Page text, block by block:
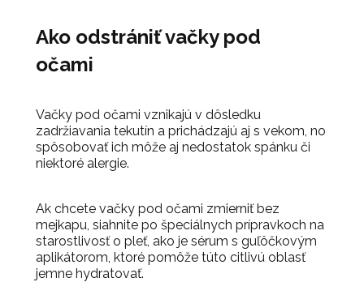
Ako odstrániť vačky pod
očami
Vačky pod očami vznikajú v dôsledku
zadržiavania tekutín a prichádzajú aj s vekom, no
spôsobovať ich môže aj nedostatok spánku či
niektoré alergie.
Ak chcete vačky pod očami zmierniť bez
mejkapu, siahnite po špeciálnych prípravkoch na
starostlivosť o pleť, ako je sérum s guľôčkovým
aplikátorom, ktoré pomôže túto citlivú oblasť
jemne hydratovať.